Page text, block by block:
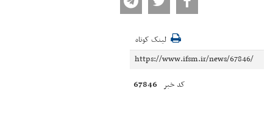
لینک کوتاه
کد خبر 67846